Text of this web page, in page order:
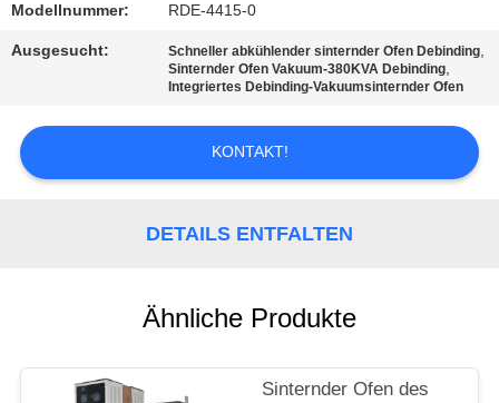
EIN
ANGEBOT
SITEMAP
Modellnummer: RDE-4415-0
Ausgesucht: Schneller abkühlender sinternder Ofen Debinding,
Sinternder Ofen Vakuum-380KVA Debinding,
Integriertes Debinding-Vakuumsinternder Ofen
KONTAKT!
DETAILS ENTFALTEN
Ähnliche Produkte
Sinternder Ofen des